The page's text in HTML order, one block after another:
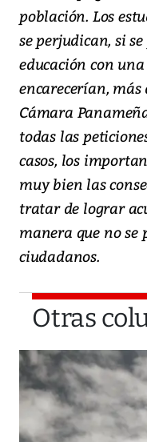
población. Los
se perjudican, si
educación con
encarecerían, más
Cámara
todas las
casos, los
muy bien las
tratar de lograr
manera que no se
ciudadanos.
Otras